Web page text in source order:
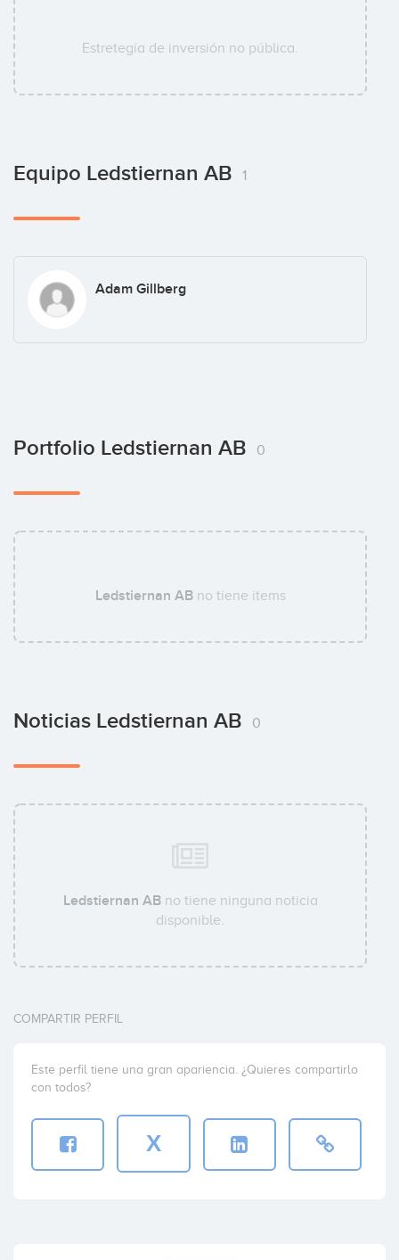
Estretegía de inversión no pública.
Equipo Ledstiernan AB 1
Adam Gillberg
Portfolio Ledstiernan AB 0
Ledstiernan ABno tiene items
Noticias Ledstiernan AB 0
Ledstiernan ABno tiene ninguna noticia
disponible.
COMPARTIR PERFIL
Este perfil tiene una gran apariencia. ¿Quieres compartirlo
con todos?
X